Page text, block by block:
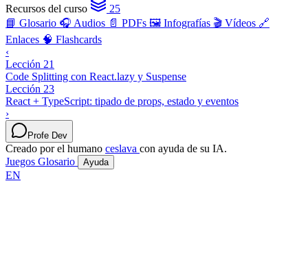
Recursos del curso
25
📘 Glosario 🎧 Audios 📄 PDFs 🖼️ Infografías 🎬 Vídeos 🔗
Enlaces 🧠 Flashcards
‹
Lección 21
Code Splitting con React.lazy y Suspense
Lección 23
React + TypeScript: tipado de props, estado y eventos
›
Profe Dev
Creado por el humano ceslava con ayuda de su IA.
Juegos Glosario Ayuda
EN